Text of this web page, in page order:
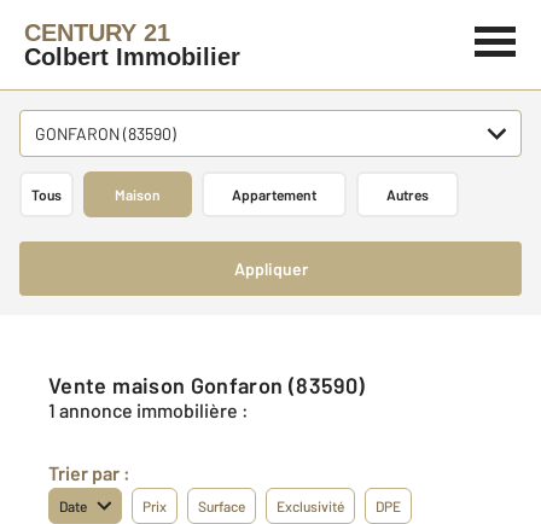
CENTURY 21
Colbert Immobilier
GONFARON (83590)
Tous Maison Appartement Autres
Appliquer
Vente maison Gonfaron (83590)
1 annonce immobilière :
Trier par :
Date Prix Surface Exclusivité DPE